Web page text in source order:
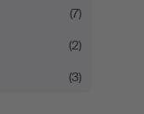
(7)
(2)
(3)